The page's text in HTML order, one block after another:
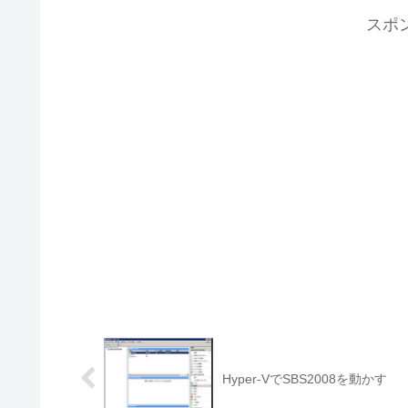
スポ
Hyper-VでSBS2008を動かす